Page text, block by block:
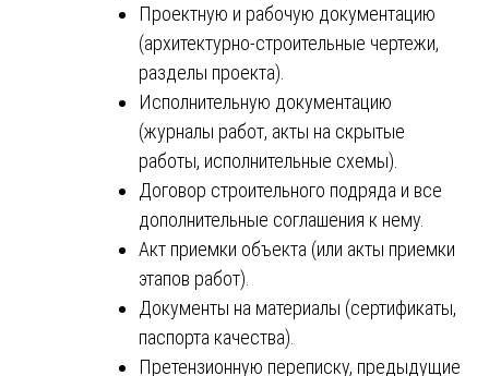
Проектную и рабочую документацию
(архитектурно-строительные чертежи,
разделы проекта).
Исполнительную документацию
(журналы работ, акты на скрытые
работы, исполнительные схемы).
Договор строительного подряда и все
дополнительные соглашения к нему.
Акт приемки объекта (или акты приемки
этапов работ).
Документы на материалы (сертификаты,
паспорта качества).
Претензионную переписку, предыдущие